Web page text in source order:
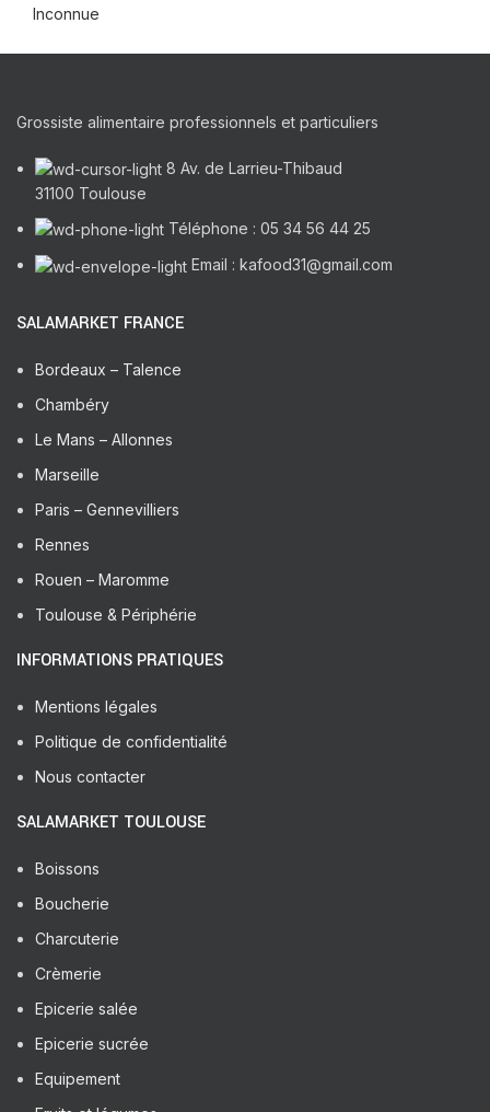
Inconnue
Grossiste alimentaire professionnels et particuliers
8 Av. de Larrieu-Thibaud
31100 Toulouse
Téléphone : 05 34 56 44 25
Email : kafood31@gmail.com
SALAMARKET FRANCE
Bordeaux – Talence
Chambéry
Le Mans – Allonnes
Marseille
Paris – Gennevilliers
Rennes
Rouen – Maromme
Toulouse & Périphérie
INFORMATIONS PRATIQUES
Mentions légales
Politique de confidentialité
Nous contacter
SALAMARKET TOULOUSE
Boissons
Boucherie
Charcuterie
Crèmerie
Epicerie salée
Epicerie sucrée
Equipement